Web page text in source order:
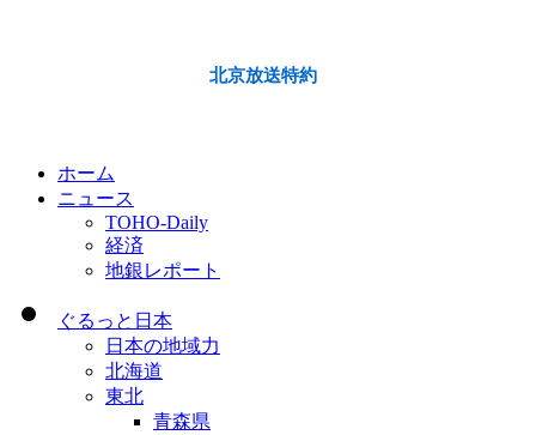
北京放送特約
ホーム
ニュース
TOHO-Daily
経済
地銀レポート
ぐるっと日本
日本の地域力
北海道
東北
青森県